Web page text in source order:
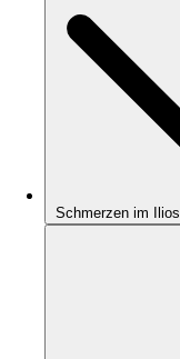
Schmerzen im